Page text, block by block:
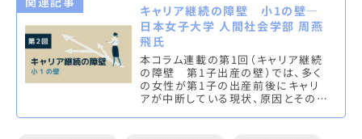
キャリア継続の障壁 小1の壁—
日本女子大学 人間社会学部 周燕
飛氏
本コラム連載の第1回（キャリア継続
の障壁 第1子出産の壁）では、多く
の女性が第1子の出産前後にキャリ
アが中断している現状、原因とその対